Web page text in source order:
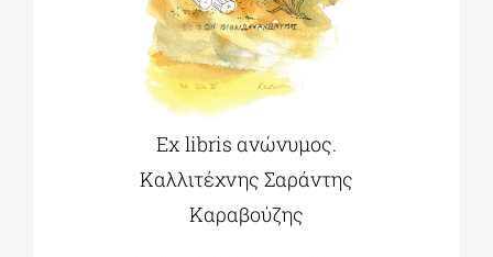
Ex libris ανώνυμος.
Καλλιτέχνης Σαράντης
Καραβούζης